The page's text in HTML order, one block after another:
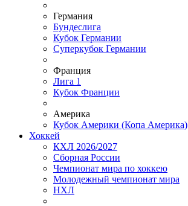
Германия
Бундеслига
Кубок Германии
Суперкубок Германии
Франция
Лига 1
Кубок Франции
Америка
Кубок Америки (Копа Америка)
Хоккей
КХЛ 2026/2027
Сборная России
Чемпионат мира по хоккею
Молодежный чемпионат мира
НХЛ